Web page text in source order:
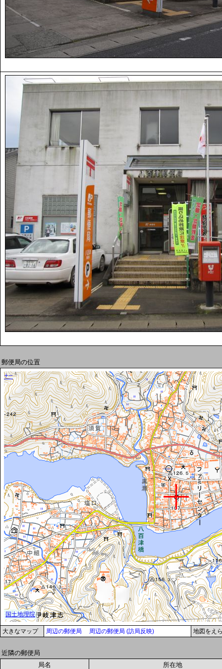
郵便局の位置
大きなマップ 周辺の郵便局 周辺の郵便局 (訪局反映) 地図をえ
近隣の郵便局
局名
所在地